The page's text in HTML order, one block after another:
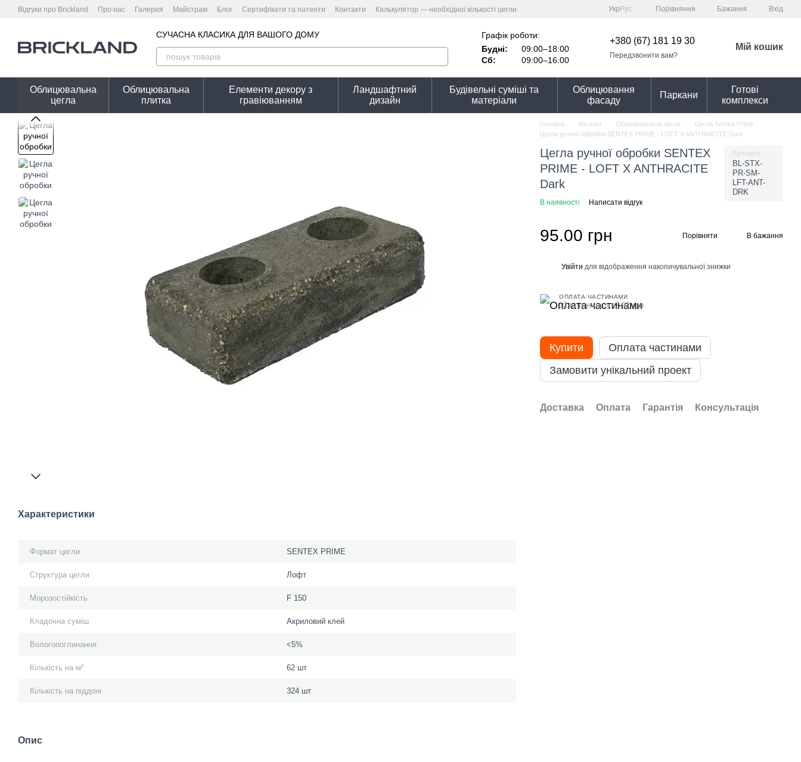
Перейти до основного контенту
Відгуки про Brickland Про нас Галерея Майстрам Блог Сертифікати та патенти Контакти
Калькулятор — необхідної кількості цегли
Укр Рус Порівняння Бажання Вхід
СУЧАСНА КЛАСИКА ДЛЯ ВАШОГО ДОМУ
Графік роботи:
Будні:
09:00–18:00
Сб:
09:00–16:00
+380 (67) 181 19 30
Передзвонити вам?
Мій кошик
Облицювальна
цегла
Облицювальна
плитка
Елементи декору з
гравіюванням
Ландшафтний
дизайн
Будівельні суміші та
матеріали
Облицювання
фасаду
Паркани
Готові
комплекси
Характеристики
Формат цегли SENTEX PRIME
Структура цегли Лофт
Морозостійкість F 150
Кладочна суміш Акриловий клей
Вологопоглинання <5%
Кількість на м² 62 шт
Кількість на піддоні 324 шт
Опис
Головна Каталог Облицювальна цегла
Цегла Sentex Prime
Цегла ручної обробки SENTEX PRIME - LOFT X ANTHRACITE Dark
Цегла ручної обробки SENTEX
PRIME - LOFT X ANTHRACITE
Dark
Артикул
BL-STX-
PR-SM-
LFT-ANT-
DRK
В наявності Написати відгук
95.00 грн Порівняти В бажання
Увійти для відображення накопичувальної знижки
ОПЛАТА ЧАСТИНАМИ
12 платежів по 7.92 грн
Купити
Оплата частинами
Замовити унікальний проект
Доставка Оплата Гарантія Консультація